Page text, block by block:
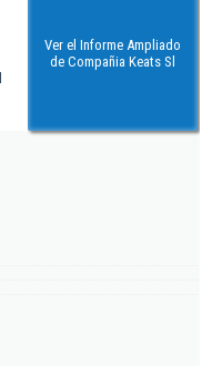
Ver el Informe Ampliado
de Compañia Keats Sl